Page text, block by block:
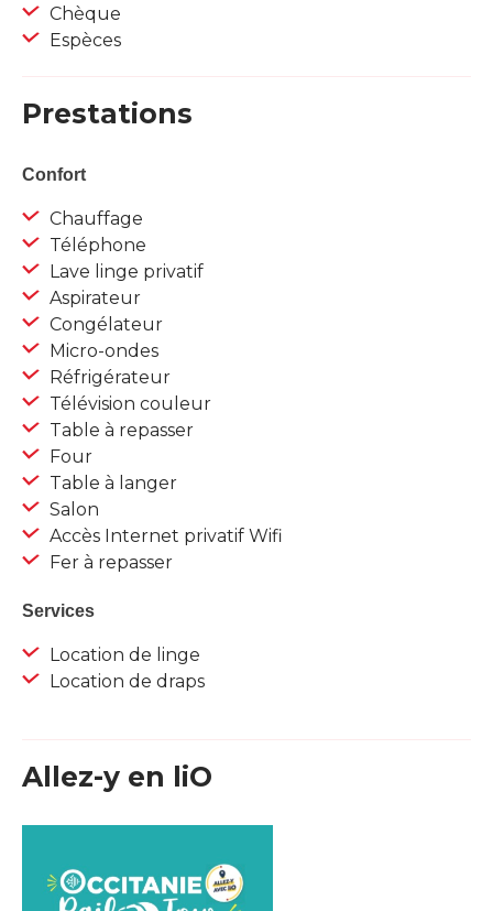
Chèque
Espèces
Prestations
Confort
Chauffage
Téléphone
Lave linge privatif
Aspirateur
Congélateur
Micro-ondes
Réfrigérateur
Télévision couleur
Table à repasser
Four
Table à langer
Salon
Accès Internet privatif Wifi
Fer à repasser
Services
Location de linge
Location de draps
Allez-y en liO